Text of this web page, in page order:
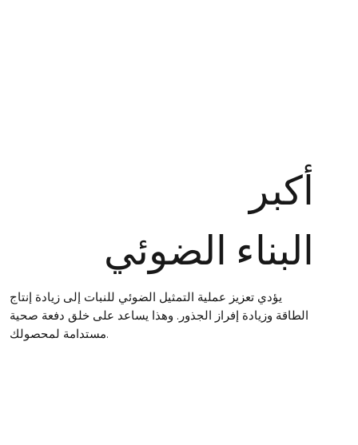
أكبر
البناء الضوئي
يؤدي تعزيز عملية التمثيل الضوئي للنبات إلى زيادة إنتاج
الطاقة وزيادة إفراز الجذور. وهذا يساعد على خلق دفعة صحية
مستدامة لمحصولك.